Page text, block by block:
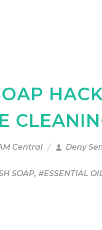
Central Deny
SOAP, #ESSENTIAL